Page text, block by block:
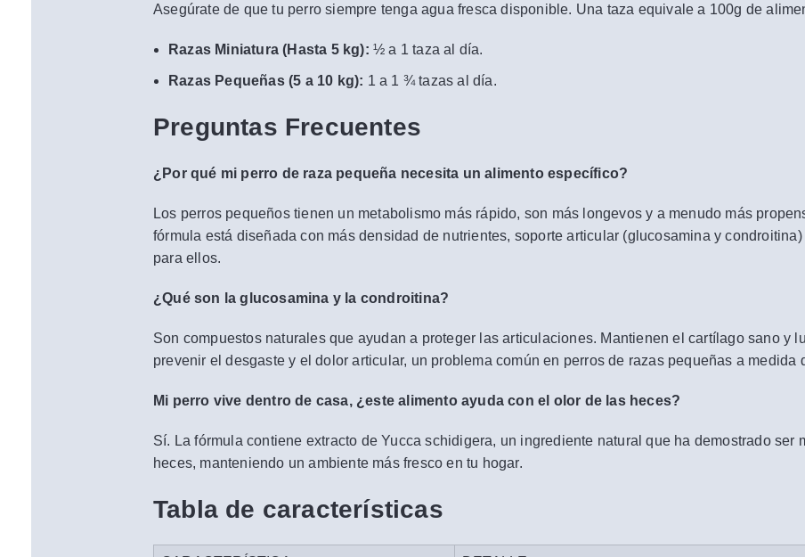
Asegúrate de que tu perro siempre tenga agua fresca disponible. Una taza equivale a 100g de
Razas Miniatura (Hasta 5 kg): ½ a 1 taza al día.
Razas Pequeñas (5 a 10 kg): 1 a 1 ¾ tazas al día.
Preguntas Frecuentes
¿Por qué mi perro de raza pequeña necesita un alimento específico?
Los perros pequeños tienen un metabolismo más rápido, son más longevos y a menudo más
fórmula está diseñada con más densidad de nutrientes, soporte articular (glucosamina y
para ellos.
¿Qué son la glucosamina y la condroitina?
Son compuestos naturales que ayudan a proteger las articulaciones. Mantienen el cartílago sano y
prevenir el desgaste y el dolor articular, un problema común en perros de razas pequeñas a medida
Mi perro vive dentro de casa, ¿este alimento ayuda con el olor de las heces?
Sí. La fórmula contiene extracto de Yucca schidigera, un ingrediente natural que ha demostrado ser
heces, manteniendo un ambiente más fresco en tu hogar.
Tabla de características